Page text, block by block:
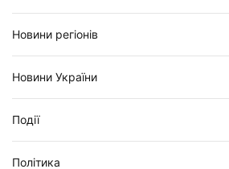
Новини регіонів
Новини України
Події
Політика